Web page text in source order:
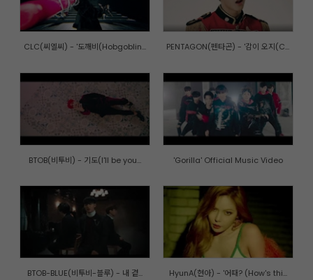
CLC(씨엘씨) - '도깨비(Hobgoblin... PENTAGON(펜타곤) - '감이 오지(C...
BTOB(비투비) - 기도(I'll be you... 'Gorilla' Official Music Video
BTOB-BLUE(비투비-블루) - 내 곁... HyunA(현아) - '어때? (How's thi...